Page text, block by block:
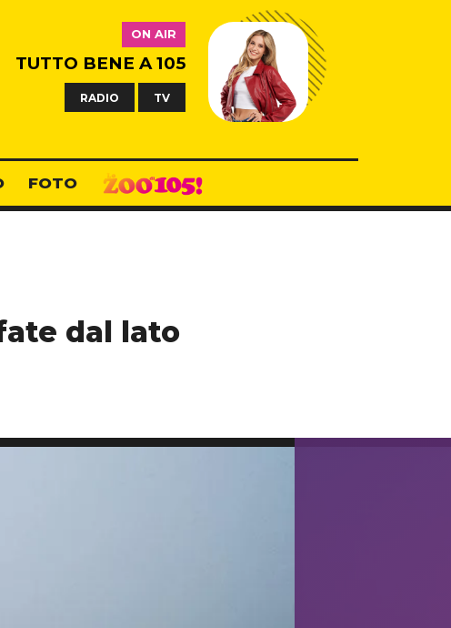
ON AIR
TUTTO BENE A 105
RADIO TV
FOTO
dal lato